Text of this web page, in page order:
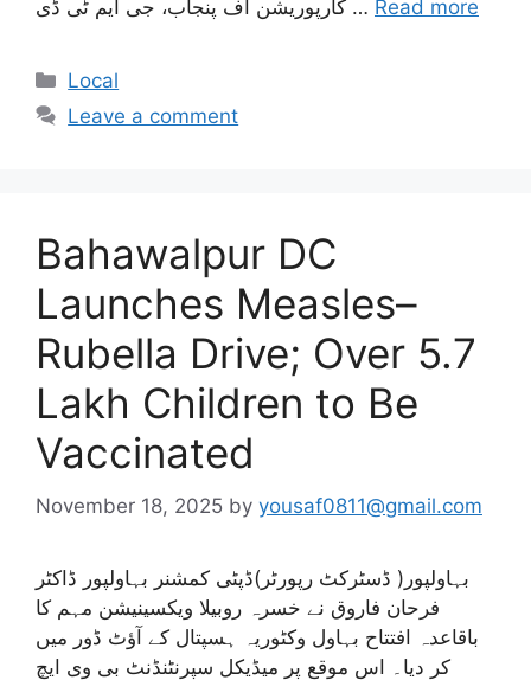
کارپوریشن آف پنجاب، جی ایم ٹی ڈی … Read more
Categories
Local
Leave a comment
Bahawalpur DC
Launches Measles–
Rubella Drive; Over 5.7
Lakh Children to Be
Vaccinated
November 18, 2025 by yousaf0811@gmail.com
بہاولپور( ڈسٹرکٹ رپورٹر)ڈپٹی کمشنر بہاولپور ڈاکٹر
فرحان فاروق نے خسرہ روبیلا ویکسینیشن مہم کا
باقاعدہ افتتاح بہاول وکٹوریہ ہسپتال کے آؤٹ ڈور میں
کر دیا۔ اس موقع پر میڈیکل سپرنٹنڈنٹ بی وی ایچ